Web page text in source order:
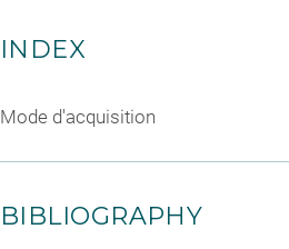
INDEX
Mode d'acquisition
BIBLIOGRAPHY